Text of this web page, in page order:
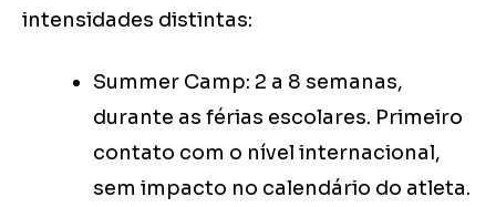
intensidades distintas:
Summer Camp: 2 a 8 semanas,
durante as férias escolares. Primeiro
contato com o nível internacional,
sem impacto no calendário do atleta.